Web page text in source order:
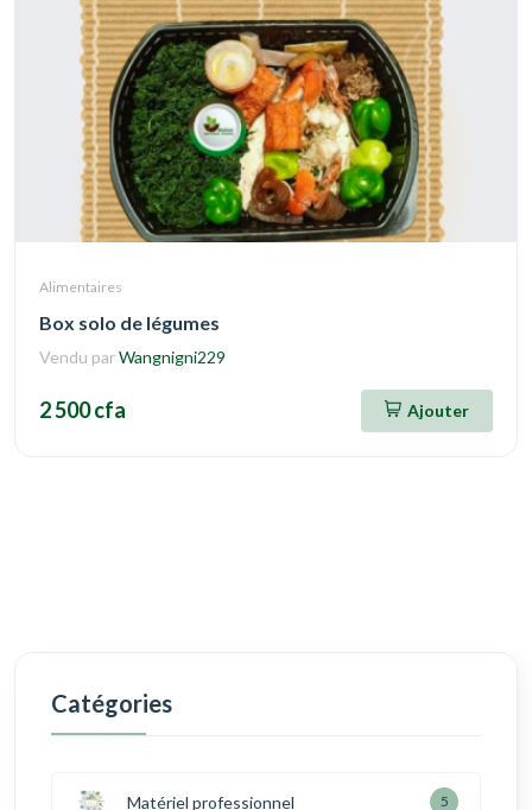
Alimentaires
Box solo de légumes
Vendu parWangnigni229
2 500 cfa Ajouter
Catégories
Matériel professionnel 5